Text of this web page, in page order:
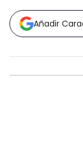
Añadir